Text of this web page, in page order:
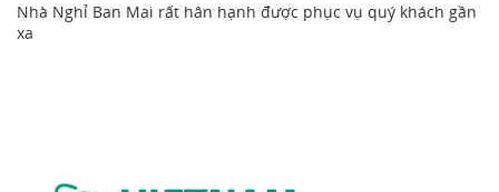
Nhà Nghỉ Ban Mai rất hân hạnh được phục vụ quý khách gần
xa